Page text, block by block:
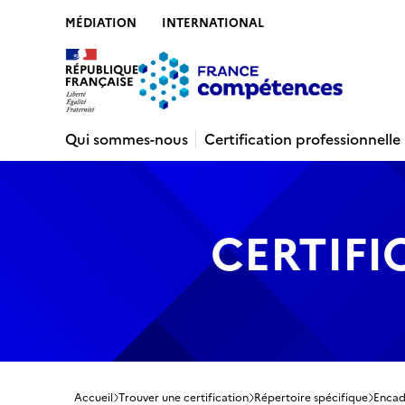
MÉDIATION INTERNATIONAL
Qui sommes-nous
Certification professionnelle
Accueil Trouver une certification Répertoire spécifique